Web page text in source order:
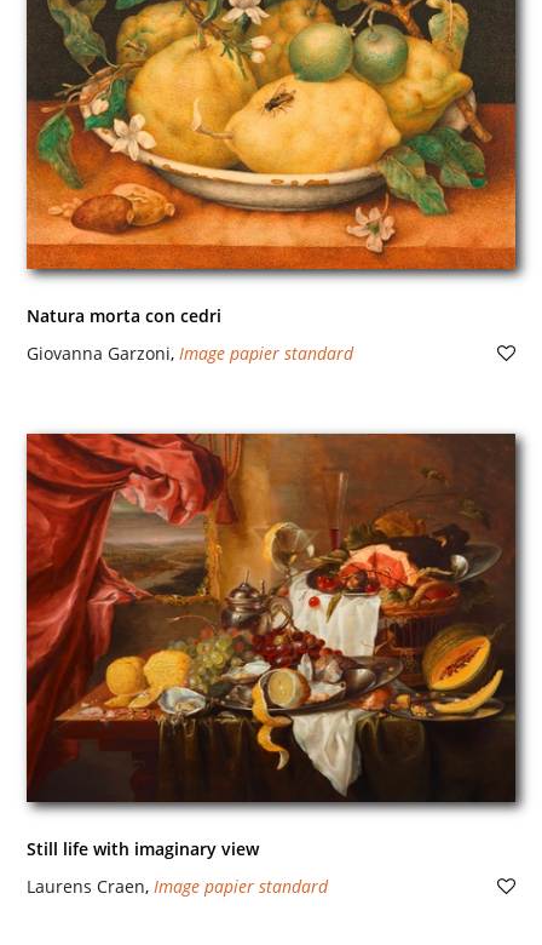
Natura morta con cedri
Giovanna Garzoni, Image papier standard
Still life with imaginary view
Laurens Craen, Image papier standard